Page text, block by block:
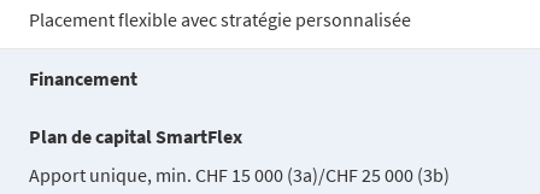
Placement flexible avec stratégie personnalisée
Financement
Plan de capital SmartFlex
Apport unique, min. CHF 15 000 (3a)/CHF 25 000 (3b)